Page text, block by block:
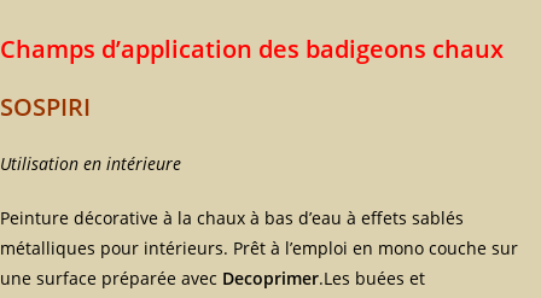
Champs d’application des badigeons chaux
SOSPIRI
Utilisation en intérieure
Peinture décorative à la chaux à bas d’eau à effets sablés
métalliques pour intérieurs. Prêt à l’emploi en mono couche sur
une surface préparée avec Decoprimer.Les buées et